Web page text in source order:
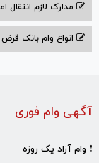
مدارک لازم انتقال
انواع وام بانک قرض
آگهی وام فوری
❗ وام آزاد یک روزه